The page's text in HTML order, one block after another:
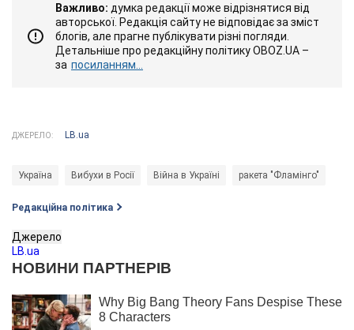
Важливо: думка редакції може відрізнятися від
авторської. Редакція сайту не відповідає за зміст
блогів, але прагне публікувати різні погляди.
Детальніше про редакційну політику OBOZ.UA –
за посиланням...
ДЖЕРЕЛО: LB.ua
Україна Вибухи в Росії Війна в Україні ракета "Фламінго"
Редакційна політика
Джерело
LB.ua